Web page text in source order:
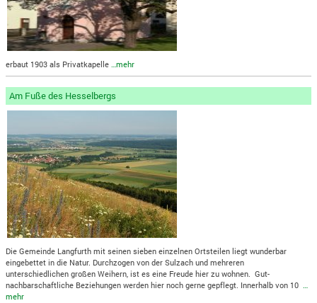
erbaut 1903 als Privatkapelle …mehr
Am Fuße des Hesselbergs
Die Gemeinde Langfurth mit seinen sieben einzelnen Ortsteilen liegt wunderbar
eingebettet in die Natur. Durchzogen von der Sulzach und mehreren
unterschiedlichen großen Weihern, ist es eine Freude hier zu wohnen. Gut-
nachbarschaftliche Beziehungen werden hier noch gerne gepflegt. Innerhalb von 10…
mehr